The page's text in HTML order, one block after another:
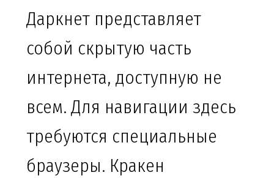
Даркнет представляет
собой скрытую часть
интернета, доступную не
всем. Для навигации здесь
требуются специальные
браузеры. Кракен